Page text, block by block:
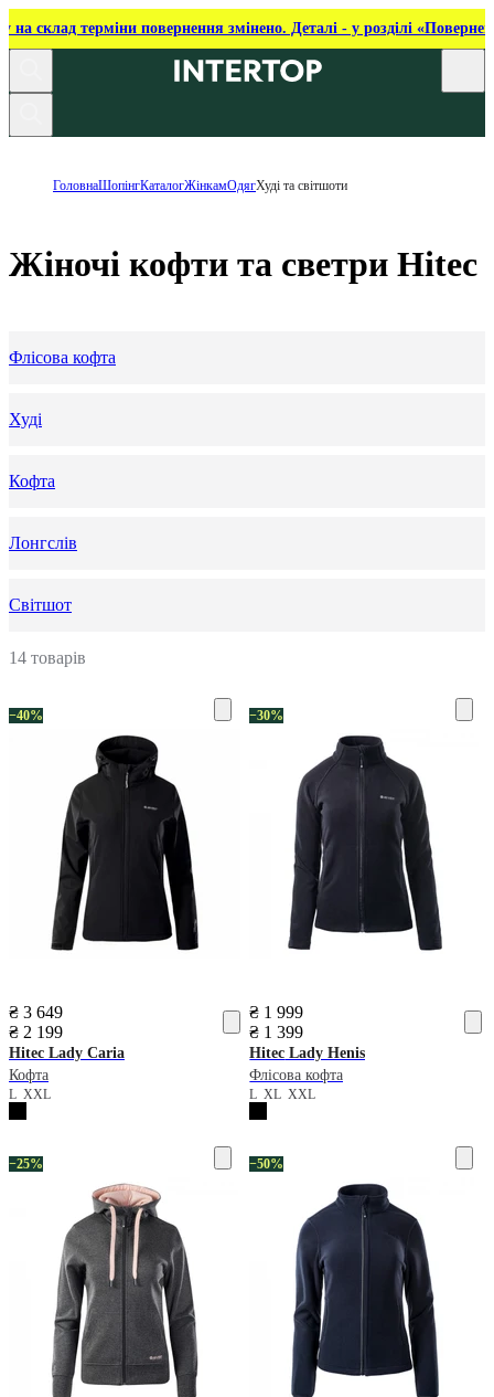
на склад терміни повернення змінено. Деталі - у розділі
ГоловнаШопінгКаталогЖінкамОдягХуді та світшоти
Жіночі кофти та светри Hitec
Флісова кофта
Худі
Кофта
Лонгслів
Світшот
14 товарів
−40%
₴ 3 649
₴ 2 199
Hitec Lady Caria
Кофта
L XXL
−30%
₴ 1 999
₴ 1 399
Hitec Lady Henis
Флісова кофта
LXLXXL
−25% −50%